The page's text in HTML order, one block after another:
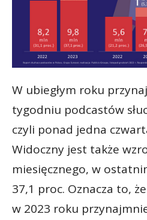
W ubiegłym roku
tygodniu podcastów
czyli ponad jedna
Widoczny jest także
miesięcznego, w
37,1 proc. Oznacza to,
w 2023 roku